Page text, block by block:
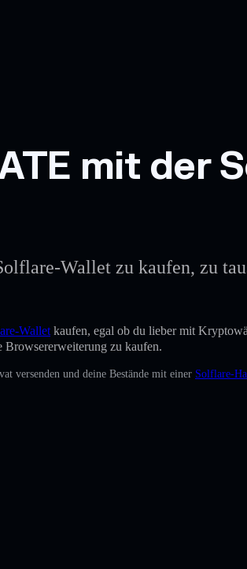
mit der
Wallet zu kaufen, zu
Wallet kaufen, egal ob du lieber mit
Browsererweiterung zu kaufen.
versenden und deine Bestände mit einer Solflare-